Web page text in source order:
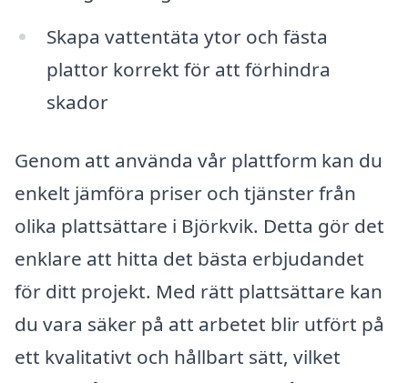
Skapa vattentäta ytor och fästa
plattor korrekt för att förhindra
skador
Genom att använda vår plattform kan du
enkelt jämföra priser och tjänster från
olika plattsättare i Björkvik. Detta gör det
enklare att hitta det bästa erbjudandet
för ditt projekt. Med rätt plattsättare kan
du vara säker på att arbetet blir utfört på
ett kvalitativt och hållbart sätt, vilket